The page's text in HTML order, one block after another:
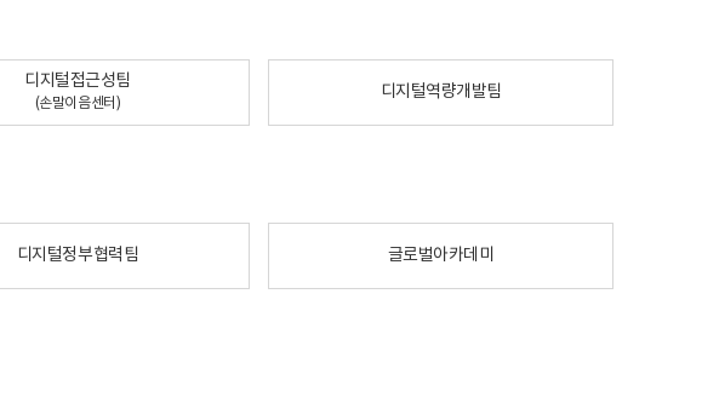
디지털접근성팀
(손말이음센터)
디지털역량개발팀
디지털정부협력팀 글로벌아카데미